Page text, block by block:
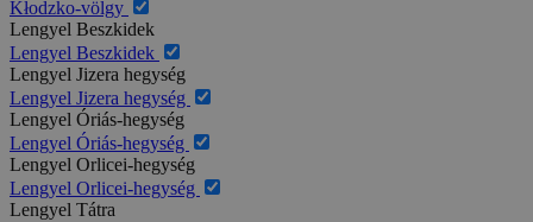
Kłodzko-völgy
Lengyel Beszkidek
Lengyel Beszkidek
Lengyel Jizera hegység
Lengyel Jizera hegység
Lengyel Óriás-hegység
Lengyel Óriás-hegység
Lengyel Orlicei-hegység
Lengyel Orlicei-hegység
Lengyel Tátra